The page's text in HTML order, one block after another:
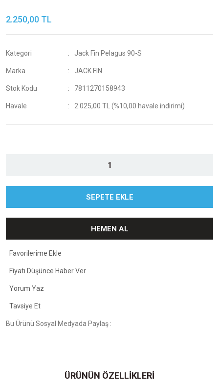
2.250,00 TL
Kategori Jack Fin Pelagus 90-S
Marka JACK FIN
Stok Kodu 7811270158943
Havale 2.025,00 TL (%10,00 havale indirimi)
SEPETE EKLE
HEMEN AL
Fiyatı Düşünce Haber Ver
Yorum Yaz
Tavsiye Et
Bu Ürünü Sosyal Medyada Paylaş :
ÜRÜNÜN ÖZELLİKLERİ